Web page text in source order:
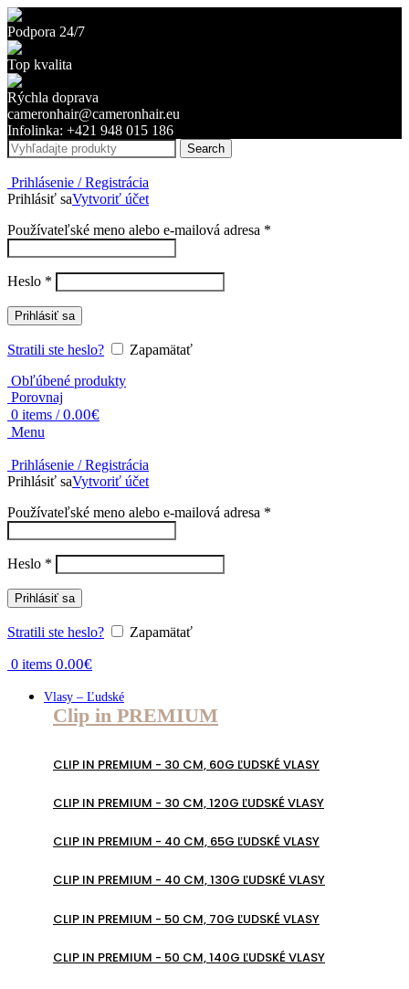
Podpora 24/7
Top kvalita
Rýchla doprava
cameronhair@cameronhair.eu
Infolinka: +421 948 015 186
Search
Prihlásenie / Registrácia
Prihlásiť saVytvoriť účet
Používateľské meno alebo e-mailová adresa *
Heslo * Povinné
Prihlásiť sa
Stratili ste heslo?
Zapamätať
Obľúbené produkty
Porovnaj
0 items / 0.00€
Menu
Prihlásenie / Registrácia
Prihlásiť saVytvoriť účet
Používateľské meno alebo e-mailová adresa *
Heslo * Povinné
Prihlásiť sa
Stratili ste heslo? Zapamätať
0 items 0.00€
Vlasy – Ľudské
Clip in PREMIUM
CLIP IN PREMIUM - 30 CM, 60G ĽUDSKÉ VLASY
CLIP IN PREMIUM - 30 CM, 120G ĽUDSKÉ VLASY
CLIP IN PREMIUM - 40 CM, 65G ĽUDSKÉ VLASY
CLIP IN PREMIUM - 40 CM, 130G ĽUDSKÉ VLASY
CLIP IN PREMIUM - 50 CM, 70G ĽUDSKÉ VLASY
CLIP IN PREMIUM - 50 CM, 140G ĽUDSKÉ VLASY